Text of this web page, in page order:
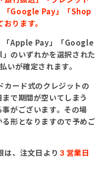
「Google Pay」「Shop
ります。
「Apple Pay」「Google
」のいずれかを選択された
いが確定されます。
カード式のクレジットの
で期間が空いてしまう
がございます。その場
形となりますので予めご
は、注文日より ３営業日